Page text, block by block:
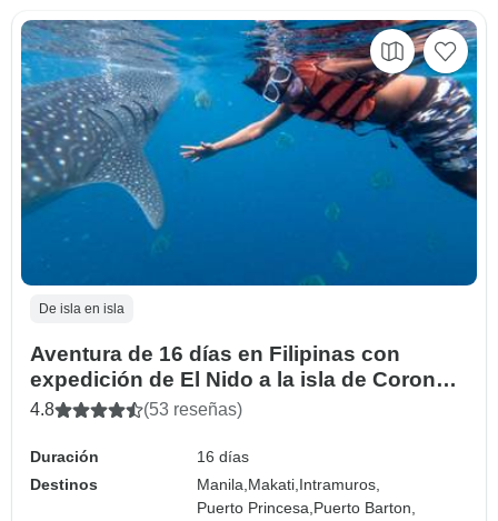
De isla en isla
Aventura de 16 días en Filipinas con
expedición de El Nido a la isla de Coron
(Viaje independiente)
4.8 (53 reseñas)
Duración
16 días
Destinos
Manila,Makati,Intramuros,
Puerto Princesa,Puerto Barton,